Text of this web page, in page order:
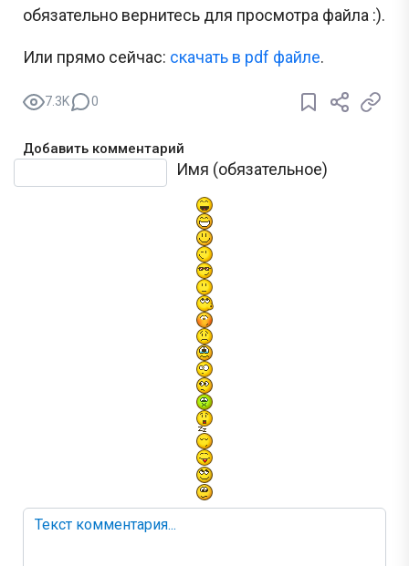
обязательно вернитесь для просмотра файла :).
Или прямо сейчас: cкачать в pdf файле.
7.3K 0
Добавить комментарий
Имя (обязательное)